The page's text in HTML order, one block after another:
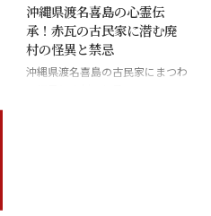
沖縄県渡名喜島の心霊伝
承！赤瓦の古民家に潜む廃
村の怪異と禁忌
沖縄県渡名喜島の古民家にまつわ